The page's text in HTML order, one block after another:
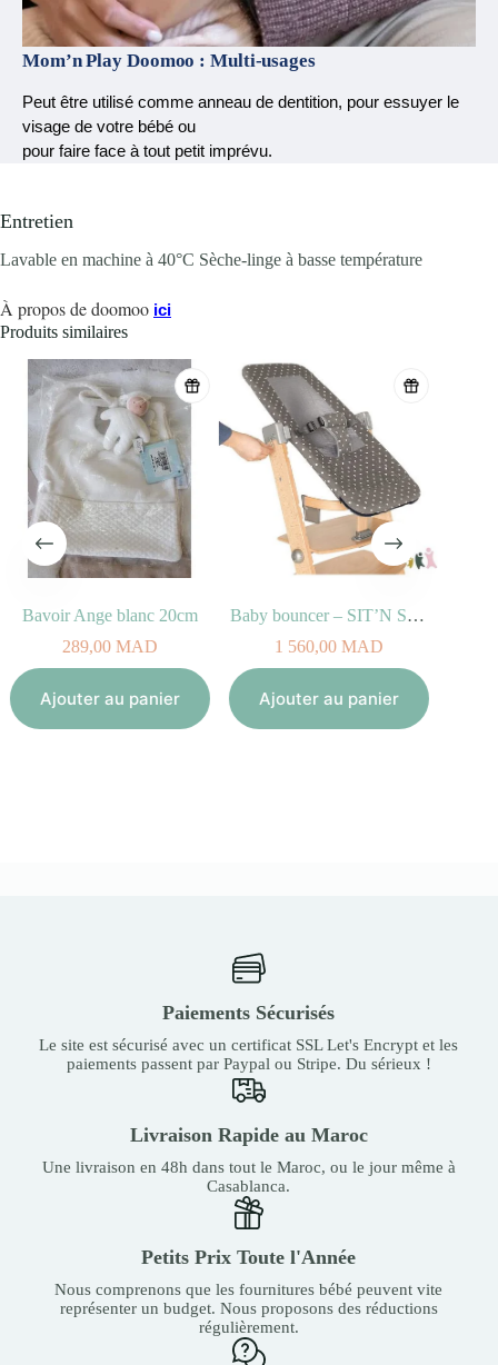
Mom’n Play Doomoo : Multi-usages
Peut être utilisé comme anneau de dentition, pour essuyer le
visage de votre bébé ou
pour faire face à tout petit imprévu.
Entretien
Lavable en machine à 40°C Sèche-linge à basse température
À propos de doomoo ici
Produits similaires
Baby bouncer – SIT’N SLEEP
1 560,00MAD
Ajouter au panier
950,00MAD
Ajouter au panier
Paiements Sécurisés
Le site est sécurisé avec un certificat SSL Let's Encrypt et les
paiements passent par Paypal ou Stripe. Du sérieux !
Livraison Rapide au Maroc
Une livraison en 48h dans tout le Maroc, ou le jour même à
Casablanca.
Petits Prix Toute l'Année
Nous comprenons que les fournitures bébé peuvent vite
représenter un budget. Nous proposons des réductions
régulièrement.